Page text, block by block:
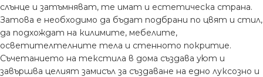
слънце и затъмняват, те имат и естетическа страна.
Затова е необходимо да бъдат подбрани по цвят и стил,
да подхождат на килимите, мебелите,
осветителтелните тела и стенното покритие.
Съчетанието на текстила в дома създава уют и
завършва целият замисъл за създаване на едно луксозно и